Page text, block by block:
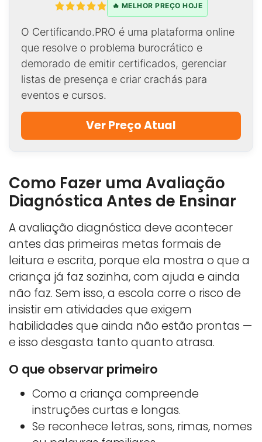
🔥 MELHOR PREÇO HOJE
O Certificando.PRO é uma plataforma online
que resolve o problema burocrático e
demorado de emitir certificados, gerenciar
listas de presença e criar crachás para
eventos e cursos.
Ver Preço Atual
Como Fazer uma Avaliação
Diagnóstica Antes de Ensinar
A avaliação diagnóstica deve acontecer
antes das primeiras metas formais de
leitura e escrita, porque ela mostra o que a
criança já faz sozinha, com ajuda e ainda
não faz. Sem isso, a escola corre o risco de
insistir em atividades que exigem
habilidades que ainda não estão prontas —
e isso desgasta tanto quanto atrasa.
O que observar primeiro
Como a criança compreende
instruções curtas e longas.
Se reconhece letras, sons, rimas, nomes